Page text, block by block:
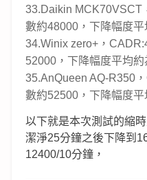
33.Daikin MCK70VSCT
數約48000，下降幅度
34.Winix zero+，
52000，下降幅度平均
35.AnQueen AQ-R350
數約52500，下降幅度
以下就是本次測試的縮
潔淨25分鐘之後下降到
12400/10分鐘，